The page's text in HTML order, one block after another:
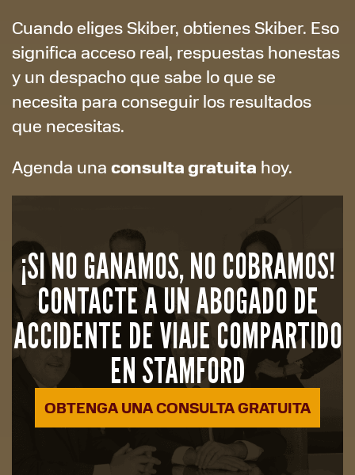
Cuando eliges Skiber, obtienes Skiber. Eso
significa acceso real, respuestas honestas
y un despacho que sabe lo que se
necesita para conseguir los resultados
que necesitas.
Agenda una consulta gratuita hoy.
¡SI NO GANAMOS, NO COBRAMOS!
CONTACTE A UN ABOGADO DE
ACCIDENTE DE VIAJE COMPARTIDO
EN STAMFORD
OBTENGA UNA CONSULTA GRATUITA